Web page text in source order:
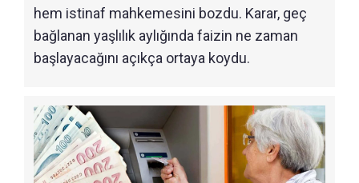
hem istinaf mahkemesini bozdu. Karar, geç
bağlanan yaşlılık aylığında faizin ne zaman
başlayacağını açıkça ortaya koydu.